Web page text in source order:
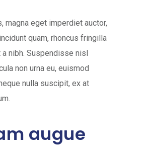
magna eget imperdiet auctor,
quam, rhoncus fringilla
nibh. Suspendisse nisl
non urna eu, euismod
nulla suscipit, ex at
augue